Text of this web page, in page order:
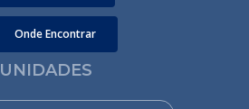
Onde Encontrar
UNIDADES